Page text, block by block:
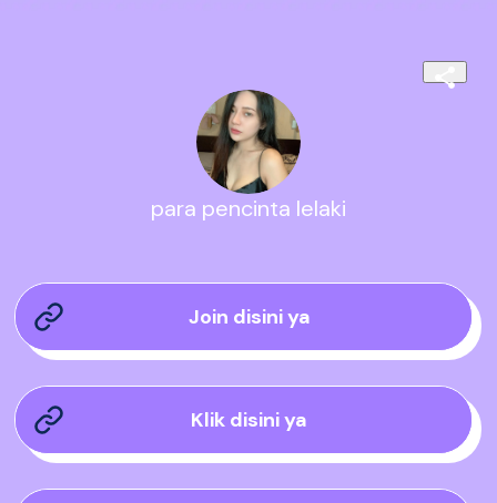
para pencinta lelaki
Join disini ya
Klik disini ya